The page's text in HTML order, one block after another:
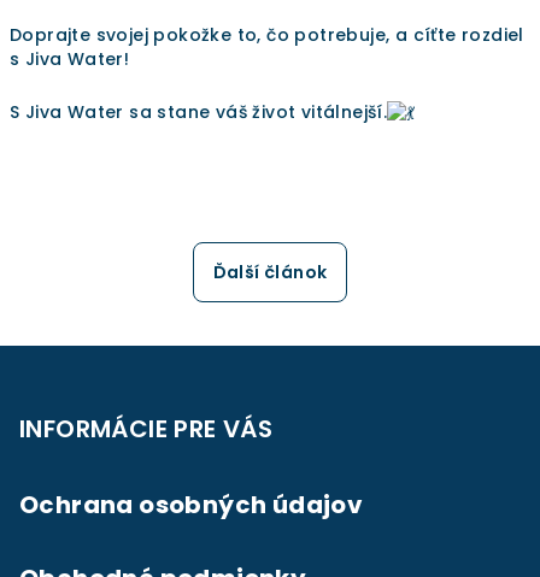
Doprajte svojej pokožke to, čo potrebuje, a cíťte rozdiel
s Jiva Water!
S Jiva Water sa stane váš život vitálnejší.
Ďalší článok
INFORMÁCIE PRE VÁS
Ochrana osobných údajov